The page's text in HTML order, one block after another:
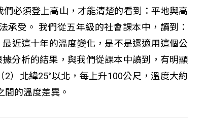
必須登上高山，才能清楚的看到：平地與高
承受。 我們從五年級的社會課本中，讀到：
近這十年的溫度變化，是不是還適用這個公
分析的結果，與我們從課本中讀到，有明顯
）北緯25°以北，每上升100公尺，溫度大約
的溫度差異。